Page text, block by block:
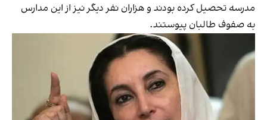
مدرسه تحصیل کرده بودند و هزاران نفر دیگر نیز از این مدارس
به صفوف طالبان پیوستند.